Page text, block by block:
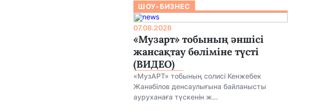
ШОУ-БИЗНЕС
07.08.2026
«Музарт» тобының әншісі
жансақтау бөліміне түсті
(ВИДЕО)
«МузАРТ» тобының солисі Кенжебек
Жанәбілов денсаулығына байланысты
ауруханаға түскенін ж...